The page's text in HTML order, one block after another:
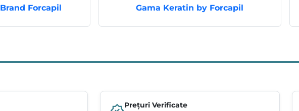
Brand Forcapil Gama Keratin by Forcapil
Prețuri Verificate